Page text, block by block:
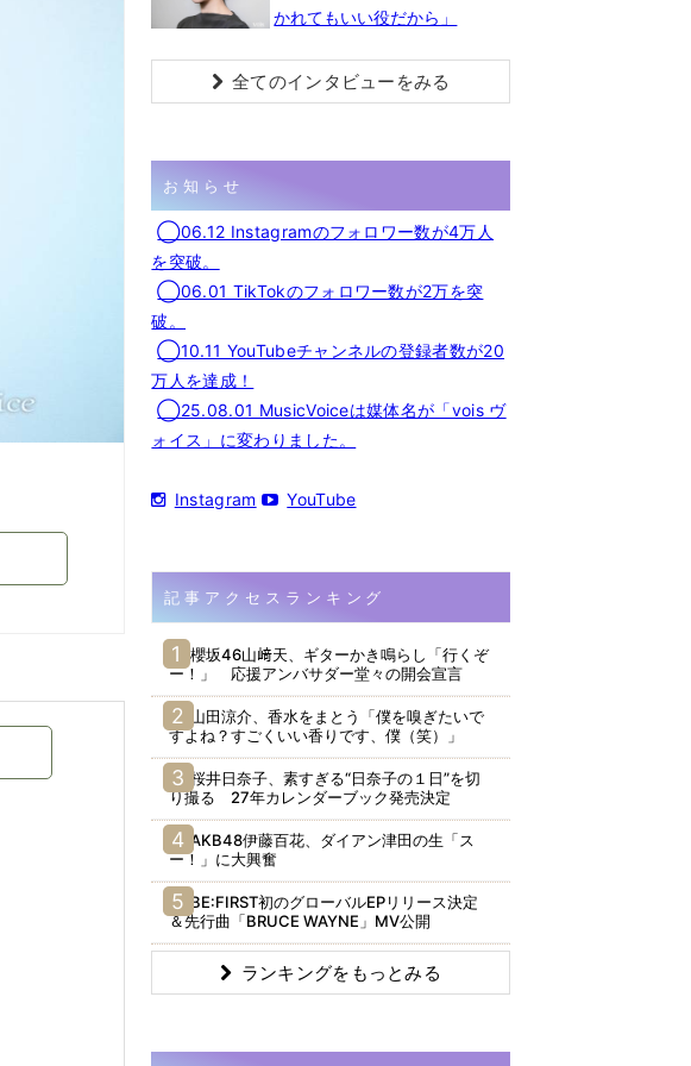
かれてもいい役だから」
全てのインタビューをみる
お知らせ
◯06.12 Instagramのフォロワー数が4万人
を突破。
◯06.01 TikTokのフォロワー数が2万を突
破。
◯10.11 YouTubeチャンネルの登録者数が20
万人を達成！
◯25.08.01 MusicVoiceは媒体名が「vois ヴ
ォイス」に変わりました。
Instagram YouTube
記事アクセスランキング
櫻坂46山﨑天、ギターかき鳴らし「行くぞ
ー！」 応援アンバサダー堂々の開会宣言
山田涼介、香水をまとう「僕を嗅ぎたいで
すよね？すごくいい香りです、僕（笑）」
桜井日奈子、素すぎる“日奈子の１日”を切
り撮る 27年カレンダーブック発売決定
AKB48伊藤百花、ダイアン津田の生「ス
ー！」に大興奮
BE:FIRST初のグローバルEPリリース決定
＆先行曲「BRUCE WAYNE」MV公開
ランキングをもっとみる